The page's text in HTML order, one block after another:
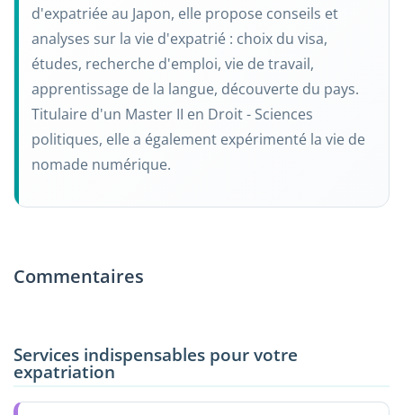
d'expatriée au Japon, elle propose conseils et
analyses sur la vie d'expatrié : choix du visa,
études, recherche d'emploi, vie de travail,
apprentissage de la langue, découverte du pays.
Titulaire d'un Master II en Droit - Sciences
politiques, elle a également expérimenté la vie de
nomade numérique.
Commentaires
Services indispensables pour votre
expatriation